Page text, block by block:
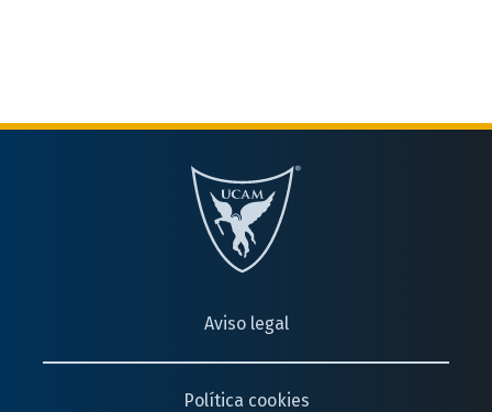
Aviso legal
Política cookies